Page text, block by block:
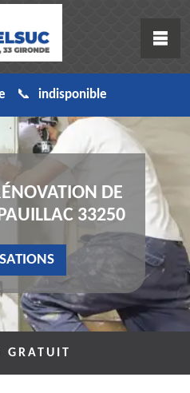
indisponible
DE
33250
GRATUIT